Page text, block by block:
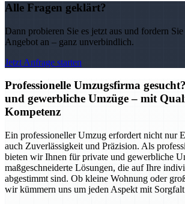
Alle Fragen geklärt?
Dann probieren Sie es jetzt aus und fordern
Angebot an – ganz unverbindlich.
Jetzt Anfrage starten
Professionelle Umzugsfirma
und gewerbliche Umzüge – mit
Kompetenz
Ein professioneller Umzug erfordert nicht nur
auch Zuverlässigkeit und Präzision. Als
bieten wir Ihnen für private und gewerbliche
maßgeschneiderte Lösungen, die auf Ihre
abgestimmt sind. Ob kleine Wohnung oder
wir kümmern uns um jeden Aspekt mit